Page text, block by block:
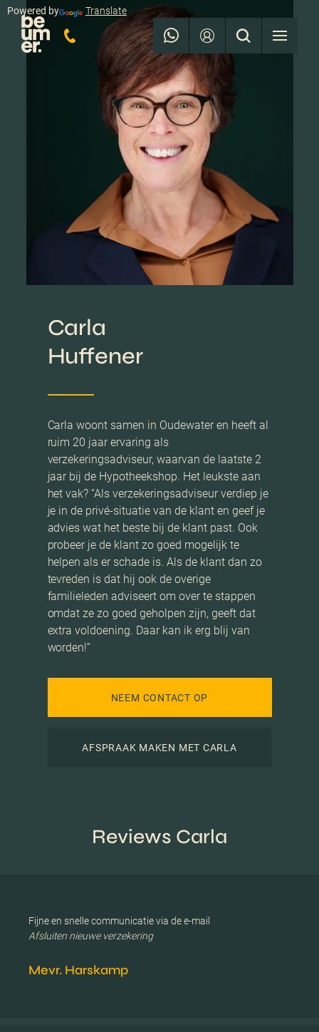
Powered by Translate
Carla
Huffener
Carla woont samen in Oudewater en heeft al
ruim 20 jaar ervaring als
verzekeringsadviseur, waarvan de laatste 2
jaar bij de Hypotheekshop. Het leukste aan
het vak? “Als verzekeringsadviseur verdiep je
je in de privé-situatie van de klant en geef je
advies wat het beste bij de klant past. Ook
probeer je de klant zo goed mogelijk te
helpen als er schade is. Als de klant dan zo
tevreden is dat hij ook de overige
familieleden adviseert om over te stappen
omdat ze zo goed geholpen zijn, geeft dat
extra voldoening. Daar kan ik erg blij van
worden!”
NEEM CONTACT OP
AFSPRAAK MAKEN MET CARLA
Reviews Carla
Fijne en snelle communicatie via de e-mail
Afsluiten nieuwe verzekering
Mevr. Harskamp